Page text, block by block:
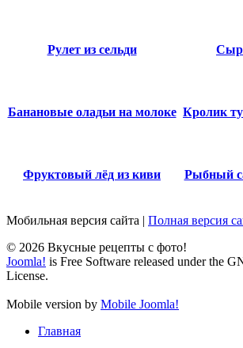
Рулет из сельди
Банановые оладьи на молоке Кролик
Фруктовый лёд из киви Рыбный
Мобильная версия сайта | Полная версия
© 2026 Вкусные рецепты с фото!
Joomla! is Free Software released under the
License.
Mobile version by Mobile Joomla!
Главная